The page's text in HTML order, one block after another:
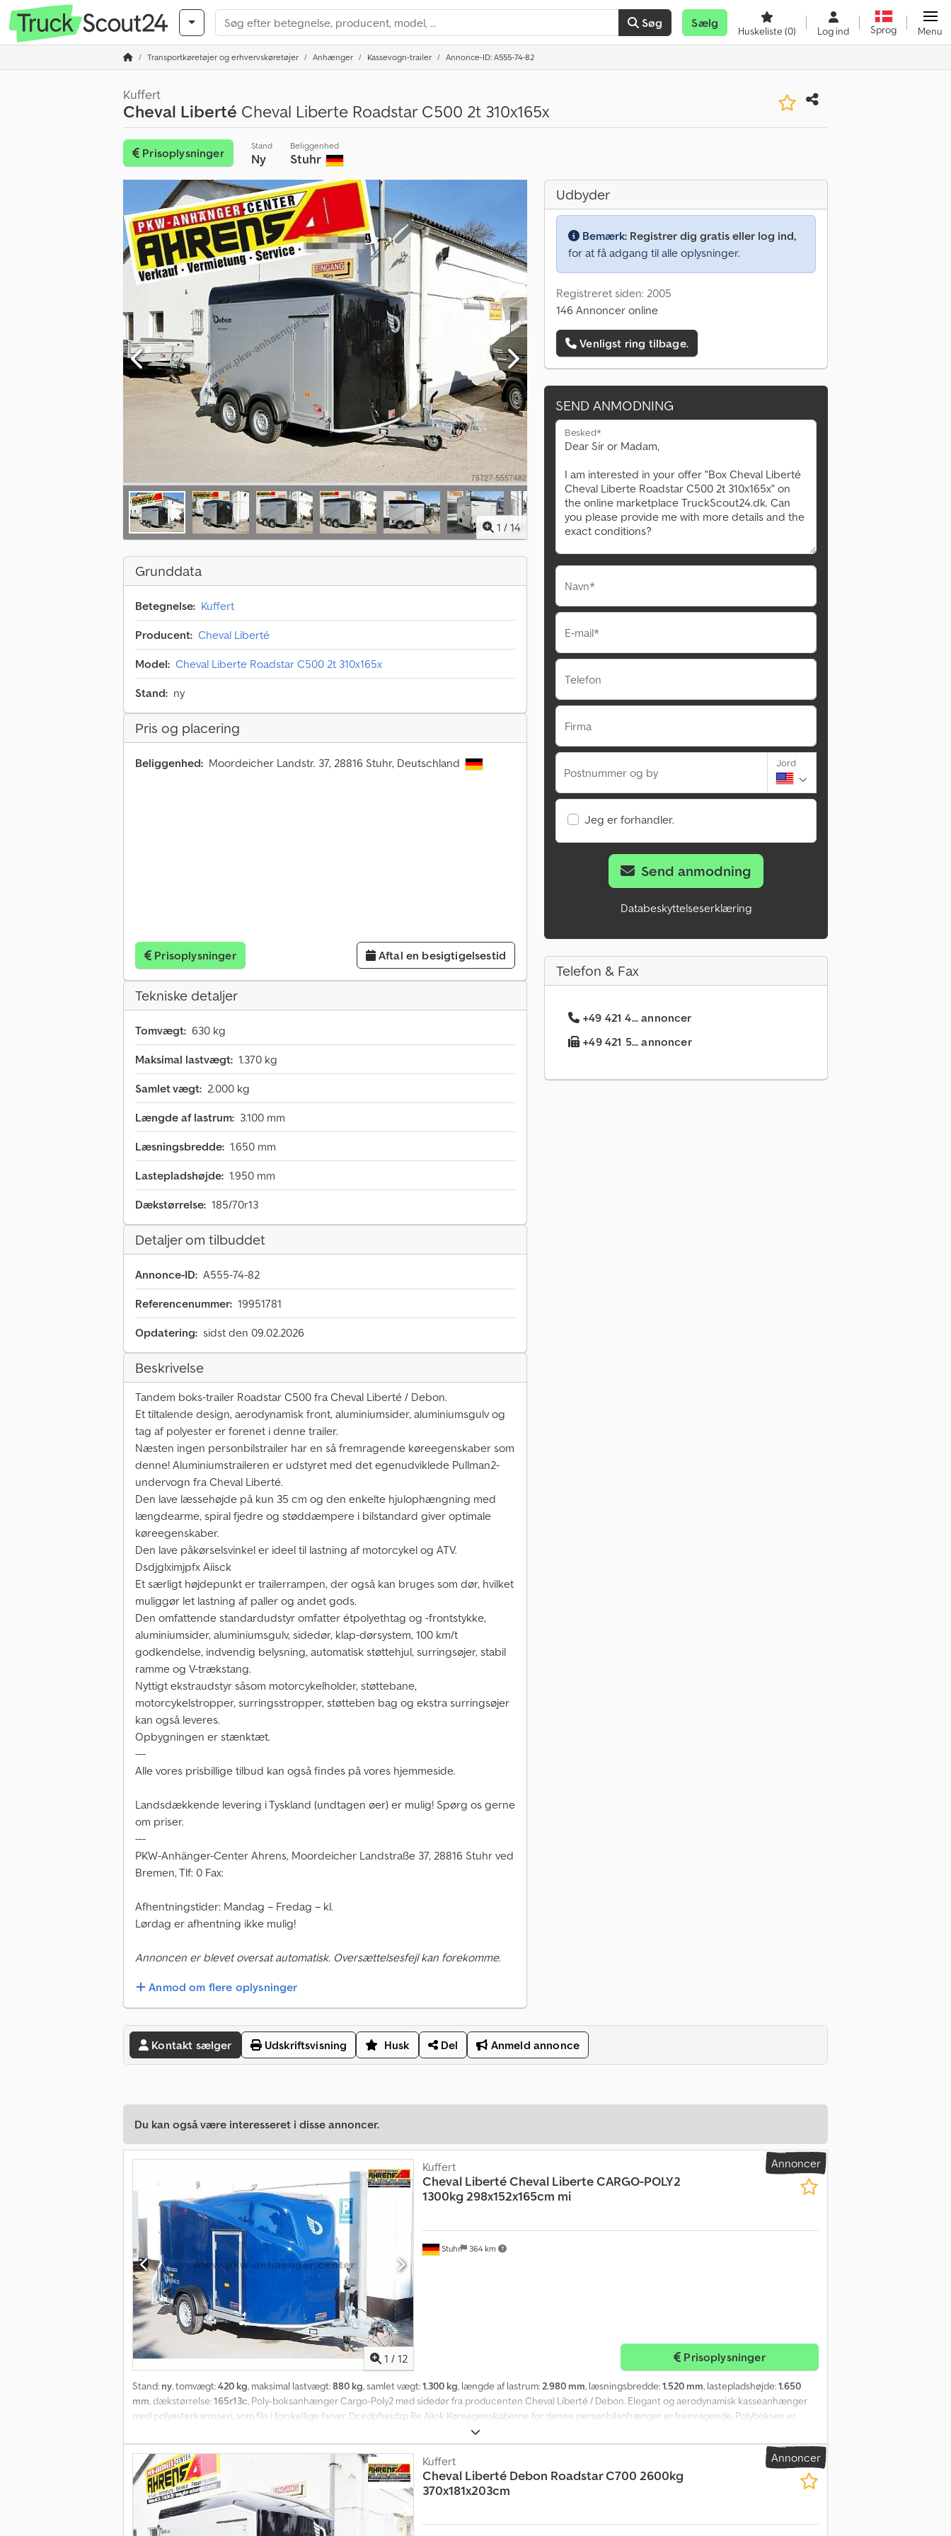
Søg Sælg
Huskeliste(0) Log ind Sprog Menu
Transportkøretøjer og erhvervskøretøjer Anhænger Kassevogn-trailer Annonce-ID: A555-74-82
Kuffert
Cheval Liberté Cheval Liberte Roadstar C500 2t 310x165x
Prisoplysninger
Stand
Ny
Beliggenhed
Stuhr
1 / 14
Grunddata
Betegnelse: Kuffert
Producent: Cheval Liberté
Model: Cheval Liberte Roadstar C500 2t 310x165x
Stand: ny
Pris og placering
Beliggenhed: Moordeicher Landstr. 37, 28816 Stuhr, Deutschland
Prisoplysninger Aftal en besigtigelsestid
Tekniske detaljer
Tomvægt: 630 kg
Maksimal lastvægt: 1.370 kg
Samlet vægt: 2.000 kg
Længde af lastrum: 3.100 mm
Læsningsbredde: 1.650 mm
Lastepladshøjde: 1.950 mm
Dækstørrelse: 185/70r13
Detaljer om tilbuddet
Annonce-ID: A555-74-82
Referencenummer: 19951781
Opdatering: sidst den 09.02.2026
Beskrivelse
Tandem boks-trailer Roadstar C500 fra Cheval Liberté / Debon.
Et tiltalende design, aerodynamisk front, aluminiumsider, aluminiumsgulv og
tag af polyester er forenet i denne trailer.
Næsten ingen personbilstrailer har en så fremragende køreegenskaber som
denne! Aluminiumstraileren er udstyret med det egenudviklede Pullman2-
undervogn fra Cheval Liberté.
Den lave læssehøjde på kun 35 cm og den enkelte hjulophængning med
længdearme, spiral fjedre og støddæmpere i bilstandard giver optimale
køreegenskaber.
Den lave påkørselsvinkel er ideel til lastning af motorcykel og ATV.
Dsdjglximjpfx Aiisck
Et særligt højdepunkt er trailerrampen, der også kan bruges som dør, hvilket
muliggør let lastning af paller og andet gods.
Den omfattende standardudstyr omfatter étpolyethtag og -frontstykke,
aluminiumsider, aluminiumsgulv, sidedør, klap-dørsystem, 100 km/t
godkendelse, indvendig belysning, automatisk støttehjul, surringsøjer, stabil
ramme og V-trækstang.
Nyttigt ekstraudstyr såsom motorcykelholder, støttebane,
motorcykelstropper, surringsstropper, støtteben bag og ekstra surringsøjer
kan også leveres.
Opbygningen er stænktæt.
---
Alle vores prisbillige tilbud kan også findes på vores hjemmeside.
Landsdækkende levering i Tyskland (undtagen øer) er mulig! Spørg os gerne
om priser.
---
PKW-Anhänger-Center Ahrens, Moordeicher Landstraße 37, 28816 Stuhr ved
Bremen, Tlf: 0 Fax:
Afhentningstider: Mandag – Fredag – kl.
Lørdag er afhentning ikke mulig!
Annoncen er blevet oversat automatisk. Oversættelsesfejl kan forekomme.
Anmod om flere oplysninger
Udbyder
Bemærk: Registrer dig gratis eller log ind,
for at få adgang til alle oplysninger.
Registreret siden: 2005
146 Annoncer online
Venligst ring tilbage.
SEND ANMODNING
Besked*
Navn*
E-mail*
Telefon
Firma
Postnummer og by
Jord
Jeg er forhandler.
Send anmodning
Databeskyttelseserklæring
Telefon & Fax
+49 421 4... annoncer
+49 421 5... annoncer
Kontakt sælger Udskriftsvisning Husk Del Anmeld annonce
Du kan også være interesseret i disse annoncer.
Annoncer
1 / 12
Stuhr 364 km
Kuffert
Cheval LibertéCheval Liberte CARGO-POLY2
1300kg 298x152x165cm mi
Prisoplysninger
Stand: ny, tomvægt:420 kg, maksimal lastvægt:880 kg, samlet vægt:1.300 kg, længde af lastrum:2.980 mm, læsningsbredde:1.520 mm, lastepladshøjde:1.650
mm, dækstørrelse:165r13c, Poly-boksanhænger Cargo-Poly2 med sidedør fra producenten Cheval Liberté / Debon. Elegant og aerodynamisk kasseanhænger
med polyesterkarosseri, som fås i forskellige farver. Dcedpfxeidzp Re Aiiok Køreegenskaberne for denne personbilanhænger er fremragende. Polyboksen er
udstyret med Pullman2-affjedringssystemet. Den lave indstigningshøjde på kun 35 cm sikrer et lavt tyngdepunkt, hvilket er ideelt for optimale køreegenskaber.
Dertil kommer uafhængig hjulophæng med langsgående bærearme, spiralfjedre og støddæmpere efter bilstandard. Den lave læssehøjde giver en flad
rampevinkel, hvilket er optimalt for pålæsning af køretøjer som motorcykler og quads. Til anden last er bokstraileren også udstyret med en rampe, der også kan
åbnes som en sidedør, f.eks. til indlæsning af paller. Personbilanhængeren er udstyret med polykarosseri, kombineret rampe- og dørsystem, sidedør, 100 km/t
godkendelse, bagstøtter, indvendig belysning, støttehjul, surringsøjer, robust ramme og V-trækstang. Som tilbehør tilbyder vi motorcykelvugger,
motorcykelstandsskinner, surringsremme til motorcykler, surringsremme og ekstra surringsøjer. Karosseriet er stænktæt. --- Alle vores prisstærke tilbud kan også
findes på vores hjemmeside. Levering i hele Tyskland (undtagen øer) er mulig! Spørg os gerne om priser. --- PKW-Anhänger-Center Ahrens Moordeicher
Annoncer
Kuffert
Cheval Liberté Debon Roadstar C700 2600kg
370x181x203cm